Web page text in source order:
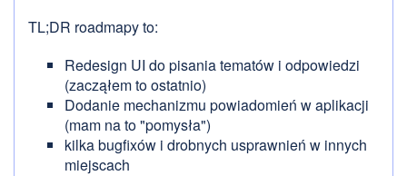
TL;DR roadmapy to:
Redesign UI do pisania tematów i odpowiedzi
(zacząłem to ostatnio)
Dodanie mechanizmu powiadomień w aplikacji
(mam na to "pomysła")
kilka bugfixów i drobnych usprawnień w innych
miejscach